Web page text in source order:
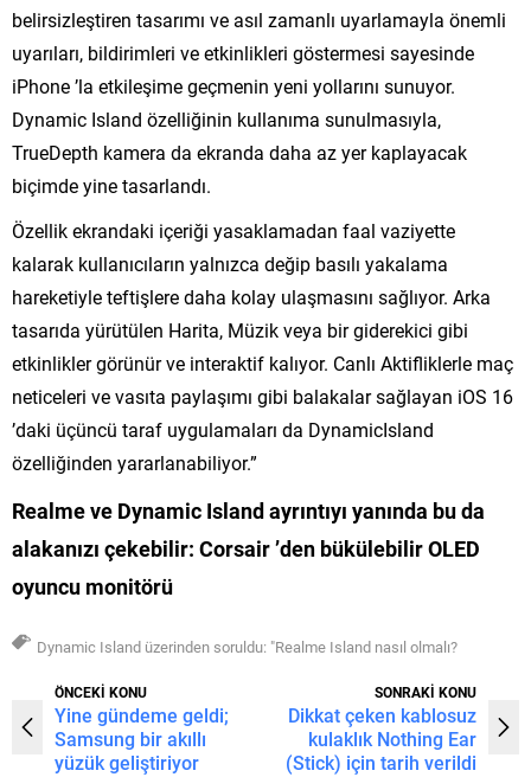
belirsizleştiren tasarımı ve asıl zamanlı uyarlamayla önemli
uyarıları, bildirimleri ve etkinlikleri göstermesi sayesinde
iPhone ’la etkileşime geçmenin yeni yollarını sunuyor.
Dynamic Island özelliğinin kullanıma sunulmasıyla,
TrueDepth kamera da ekranda daha az yer kaplayacak
biçimde yine tasarlandı.
Özellik ekrandaki içeriği yasaklamadan faal vaziyette
kalarak kullanıcıların yalnızca değip basılı yakalama
hareketiyle teftişlere daha kolay ulaşmasını sağlıyor. Arka
tasarıda yürütülen Harita, Müzik veya bir giderekici gibi
etkinlikler görünür ve interaktif kalıyor. Canlı Aktifliklerle maç
neticeleri ve vasıta paylaşımı gibi balakalar sağlayan iOS 16
’daki üçüncü taraf uygulamaları da DynamicIsland
özelliğinden yararlanabiliyor.”
Realme ve Dynamic Island ayrıntıyı yanında bu da
alakanızı çekebilir: Corsair ’den bükülebilir OLED
oyuncu monitörü
Dynamic Island üzerinden soruldu: "Realme Island nasıl olmalı?
ÖNCEKİ KONU
Yine gündeme geldi;
Samsung bir akıllı
yüzük geliştiriyor
SONRAKİ KONU
Dikkat çeken kablosuz
kulaklık Nothing Ear
(Stick) için tarih verildi